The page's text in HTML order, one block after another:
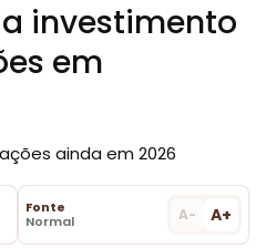
investimento
em
ainda em 2026
Fonte
Normal
A- A+